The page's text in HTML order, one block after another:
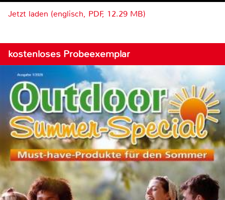
Jetzt laden (englisch, PDF, 12.29 MB)
kostenloses Probeexemplar